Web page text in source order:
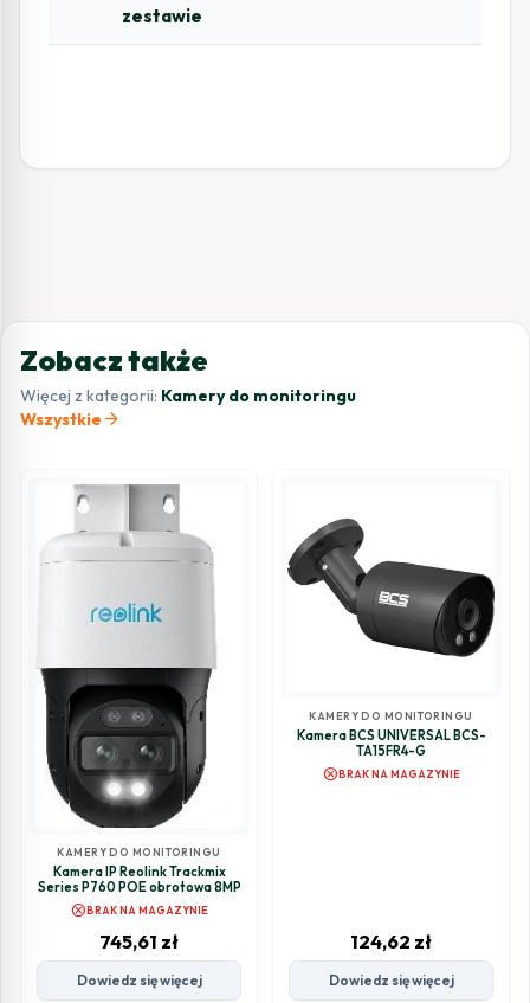
zestawie
Zobacz także
Więcej z kategorii: Kamery do monitoringu
Wszystkie arrow_forward
KAMERY DO MONITORINGU
Kamera IP Reolink Trackmix
Series P760 POE obrotowa 8MP
cancelBRAK NA MAGAZYNIE
745,61 zł
Dowiedz się więcej
KAMERY DO MONITORINGU
Kamera BCS UNIVERSAL BCS-
TA15FR4-G
cancelBRAK NA MAGAZYNIE
124,62 zł
Dowiedz się więcej